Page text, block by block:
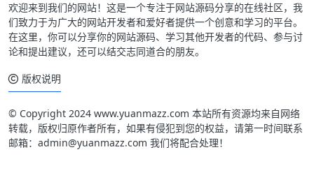
欢迎来到我们的网站！这是一个专注于网站源码分享的在线社区，我
们致力于为广大的网站开发者和爱好者提供一个创意和学习的平台。
在这里，你可以分享你的网站源码、学习其他开发者的代码、参与讨
论和提出建议，还可以结交志同道合的朋友。
版权说明
© Copyright 2024 www.yuanmazz.com 本站所有资源均来自网络
转载，版权归原作者所有，如果有侵犯到您的权益，请第一时间联系
邮箱：admin@yuanmazz.com 我们将配合处理！